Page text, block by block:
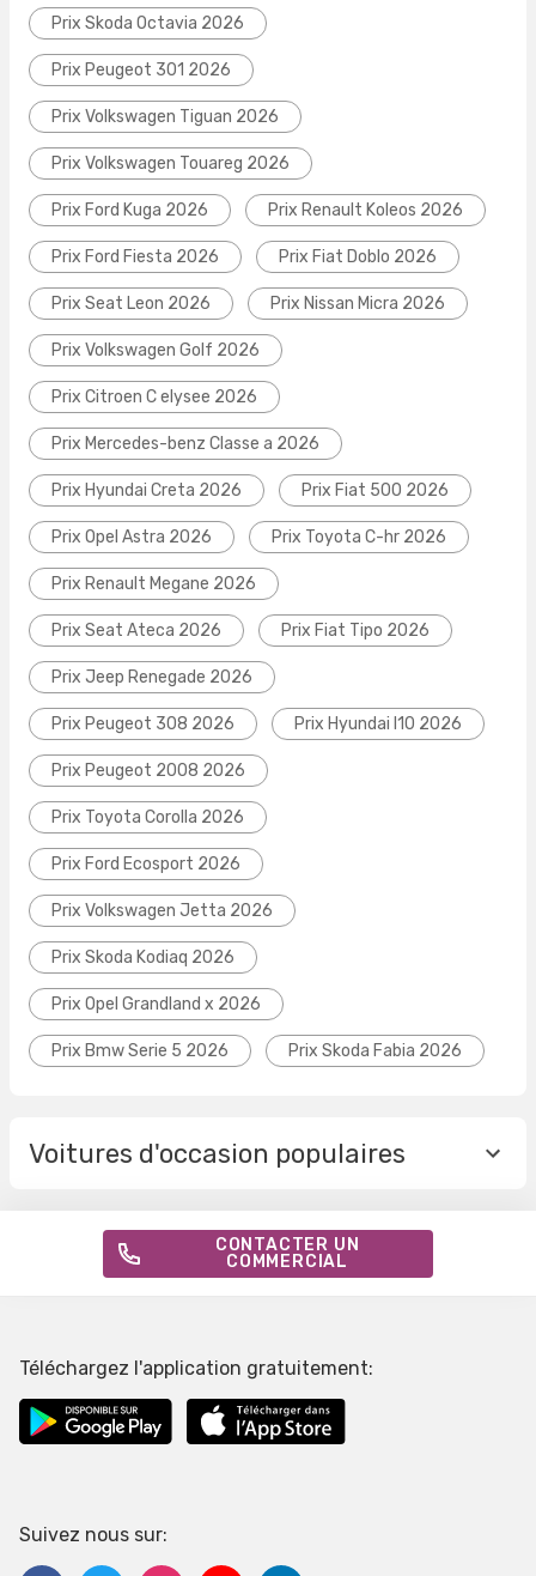
Prix Skoda Octavia 2026
Prix Peugeot 301 2026
Prix Volkswagen Tiguan 2026
Prix Volkswagen Touareg 2026
Prix Ford Kuga 2026 Prix Renault Koleos 2026
Prix Ford Fiesta 2026 Prix Fiat Doblo 2026
Prix Seat Leon 2026 Prix Nissan Micra 2026
Prix Volkswagen Golf 2026
Prix Citroen C elysee 2026
Prix Mercedes-benz Classe a 2026
Prix Hyundai Creta 2026 Prix Fiat 500 2026
Prix Opel Astra 2026 Prix Toyota C-hr 2026
Prix Renault Megane 2026
Prix Seat Ateca 2026 Prix Fiat Tipo 2026
Prix Jeep Renegade 2026
Prix Peugeot 308 2026 Prix Hyundai I10 2026
Prix Peugeot 2008 2026
Prix Toyota Corolla 2026
Prix Ford Ecosport 2026
Prix Volkswagen Jetta 2026
Prix Skoda Kodiaq 2026
Prix Opel Grandland x 2026
Prix Bmw Serie 5 2026 Prix Skoda Fabia 2026
Voitures d'occasion populaires
CONTACTER UN
COMMERCIAL
Téléchargez l'application gratuitement:
Suivez nous sur: